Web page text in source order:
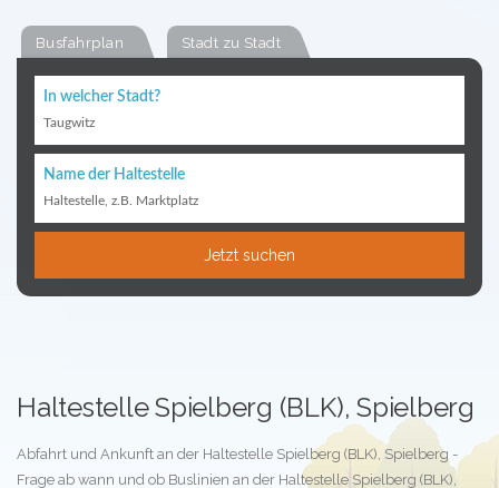
Busfahrplan Stadt zu Stadt
In welcher Stadt?
Taugwitz
Name der Haltestelle
Haltestelle, z.B. Marktplatz
Jetzt suchen
Haltestelle Spielberg (BLK), Spielberg
Abfahrt und Ankunft an der Haltestelle Spielberg (BLK), Spielberg -
Frage ab wann und ob Buslinien an der Haltestelle Spielberg (BLK),